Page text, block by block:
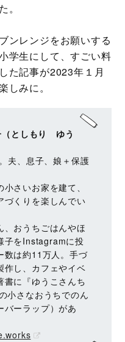
。
ンレンジをお願いする
学生にして、すごい料
た記事が2023年１月
みに。
としもり ゆう
夫、息子、娘＋保護
さいお家を建て、
づくりを楽しんでい
、おうちごはんやほ
子をInstagramに投
数は約11万人。手づ
作し、カフェやイベ
書に『ゆうこさんち
小さなおうちでのん
バーラップ）があ